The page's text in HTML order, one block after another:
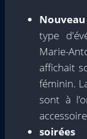
type
Marie-
affichait
féminin.
sont à
soirées